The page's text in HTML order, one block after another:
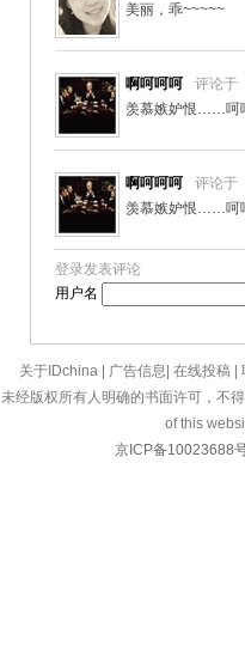
美丽，乖~~~~~
啊呵呵呵
评论于
羡慕嫉妒恨……呵
啊呵呵呵
评论于
羡慕嫉妒恨……呵
登录发表评论
用户名
关于IDchina 广告信息 在线投稿
未经版权所有人明确的书面许可，不
of this
京ICP备10023688